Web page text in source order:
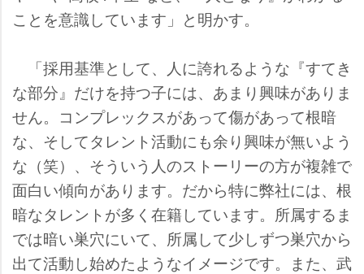
ことを意識しています」と明かす。
「採用基準として、人に誇れるような『すてき
な部分』だけを持つ子には、あまり興味がありま
せん。コンプレックスがあって傷があって根暗
な、そしてタレント活動にも余り興味が無いよう
な（笑）、そういう人のストーリーの方が複雑で
面白い傾向があります。だから特に弊社には、根
暗なタレントが多く在籍しています。所属するま
では暗い巣穴にいて、所属して少しずつ巣穴から
出て活動し始めたようなイメージです。また、武